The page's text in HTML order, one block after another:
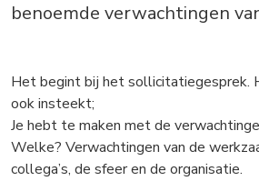
benoemde verwachtingen
Het begint bij het sollicitatiegesprek.
ook insteekt;
Je hebt te maken met de
Welke? Verwachtingen van de
collega’s, de sfeer en de organisatie.